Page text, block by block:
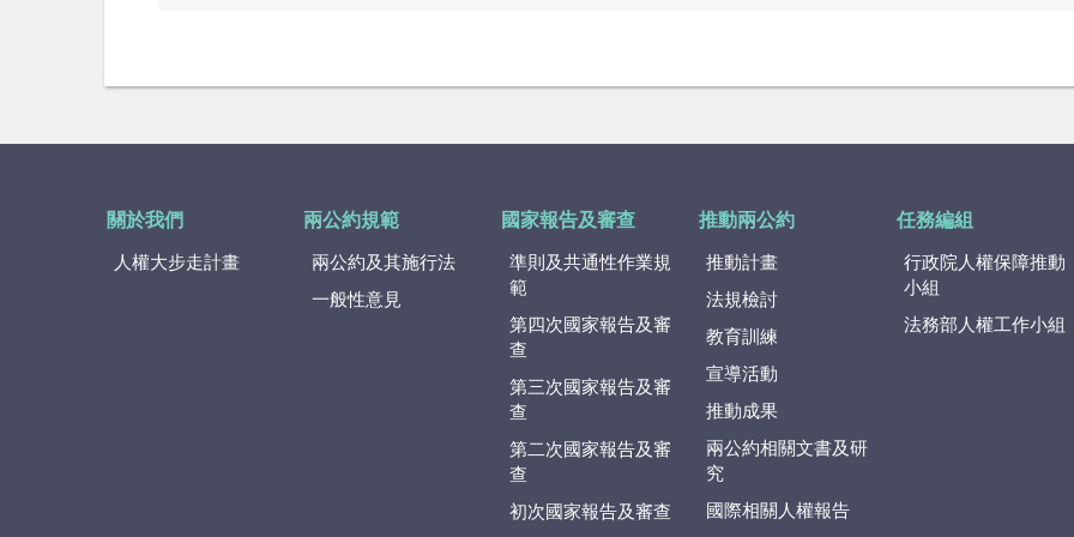
關於我們
人權大步走計畫
兩公約規範
兩公約及其施行法
一般性意見
國家報告及審查
準則及共通性作業規
範
第四次國家報告及審
查
第三次國家報告及審
查
第二次國家報告及審
查
初次國家報告及審查
推動兩公約
推動計畫
法規檢討
教育訓練
宣導活動
推動成果
兩公約相關文書及研
究
國際相關人權報告
任務編組
行政院人權保障推動
小組
法務部人權工作小組